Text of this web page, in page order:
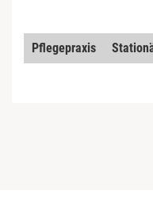
Pflegepraxis